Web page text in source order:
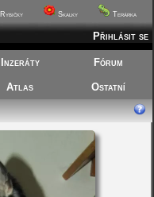
Rybičky Skalky Terárka
Přihlásit se
Inzeráty Fórum
Atlas
Ostatní